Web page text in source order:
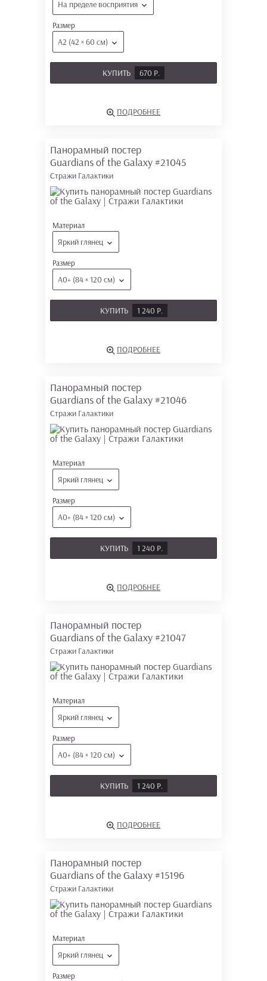
На пределе восприятия
Размер
А2 (42 × 60 см)
КУПИТЬ 670 Р.
ПОДРОБНЕЕ
Панорамный постер
Guardians of the Galaxy #21045
Стражи Галактики
Материал
Яркий глянец
Размер
А0+ (84 × 120 см)
КУПИТЬ 1 240 Р.
ПОДРОБНЕЕ
Панорамный постер
Guardians of the Galaxy #21046
Стражи Галактики
Материал
Яркий глянец
Размер
А0+ (84 × 120 см)
КУПИТЬ 1 240 Р.
ПОДРОБНЕЕ
Панорамный постер
Guardians of the Galaxy #21047
Стражи Галактики
Материал
Яркий глянец
Размер
А0+ (84 × 120 см)
КУПИТЬ 1 240 Р.
ПОДРОБНЕЕ
Панорамный постер
Guardians of the Galaxy #15196
Стражи Галактики
Материал
Яркий глянец
Размер